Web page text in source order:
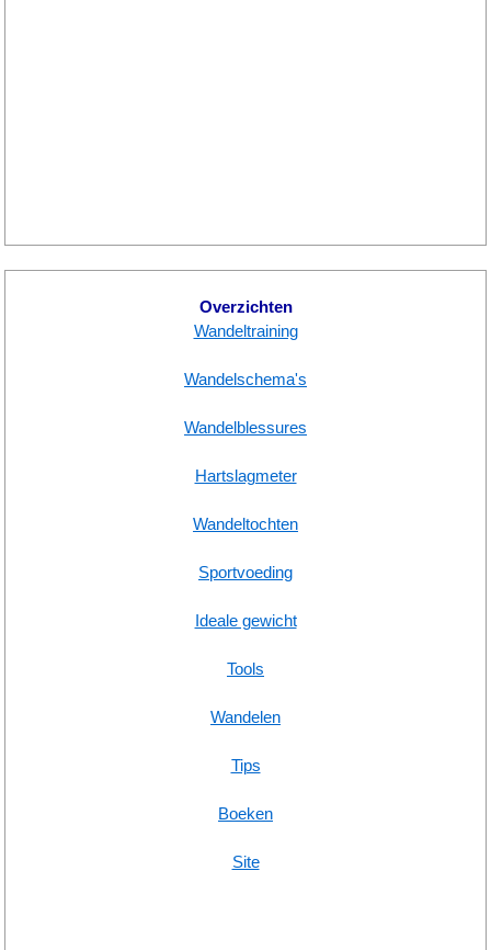
Overzichten
Wandeltraining
Wandelschema's
Wandelblessures
Hartslagmeter
Wandeltochten
Sportvoeding
Ideale gewicht
Tools
Wandelen
Tips
Boeken
Site